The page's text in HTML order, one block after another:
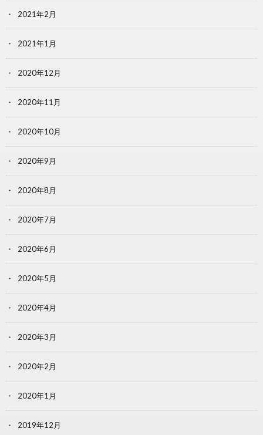
2021年2月
2021年1月
2020年12月
2020年11月
2020年10月
2020年9月
2020年8月
2020年7月
2020年6月
2020年5月
2020年4月
2020年3月
2020年2月
2020年1月
2019年12月